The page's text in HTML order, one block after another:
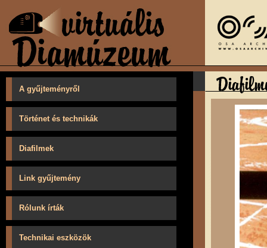
A gyűjteményről
Történet és technikák
Diafilmek
Link gyűjtemény
Rólunk írták
Technikai eszközök